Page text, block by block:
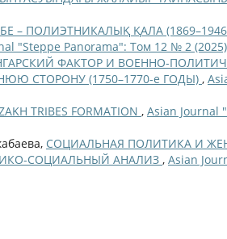
– ПОЛИЭТНИКАЛЫҚ ҚАЛА
"Steppe Panorama": Том 12 № 2 (2025)
ФАКТОР И ВОЕННО-
СТОРОНУ (1750–1770-е ГОДЫ) ,
TRIBES FORMATION , Asian Journal
СОЦИАЛЬНАЯ ПОЛИТИКА И
СОЦИАЛЬНЫЙ АНАЛИЗ , Asian